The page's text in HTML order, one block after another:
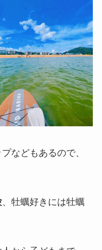
などもあるので、
、牡蠣好きには牡蠣